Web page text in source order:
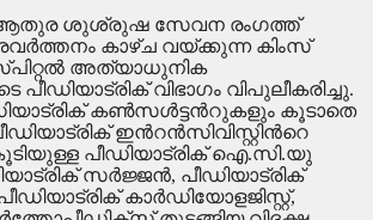
: ആതുര ശുശ്രുഷ സേവന രംഗത്ത്
കാഴ്ച വയ്ക്കുന്ന കിംസ്
അത്യാധുനിക
വിഭാഗം വിപുലീകരിച്ചു.
കണ്‍സള്‍ട്ടന്‍റുകളും കൂടാതെ
ഇന്‍റന്‍സിവിസ്റ്റിന്‍റെ
പീഡിയാട്രിക് ഐ.സി.യു
സര്‍ജ്ജന്‍, പീഡിയാട്രിക്
കാര്‍ഡിയോളജിസ്റ്റ്,